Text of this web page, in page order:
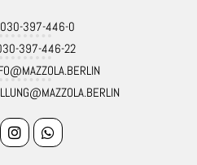
030-397-446-0
397-446-22